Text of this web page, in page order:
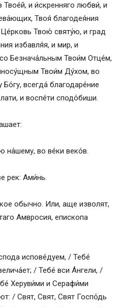
и и́скренняго любви́, и
Твоя́ благодея́ния
Твою́ святу́ю, и град
избавля́я, и мир, и
Безнача́льным Твои́м Отце́м,
Твои́м Ду́хом, во
всегда́ благодаре́ние
и воспе́ти сподо́биши.
на́шему, во ве́ки веко́в.
рек: Ами́нь.
обычно. Или, аще изволят,
Амвросия, епископа
испове́дуем, / Тебе́
/ Тебе́ вси А́нгели, /
Херуви́ми и Серафи́ми
/ Свят, Свят, Свят Госпо́дь